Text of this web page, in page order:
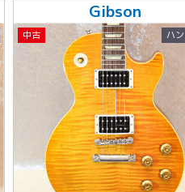
Gibson
中古 ハ